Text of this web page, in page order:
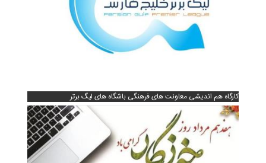
کارگاه هم اندیشی معاونت های فرهنگی باشگاه های لیگ برتر